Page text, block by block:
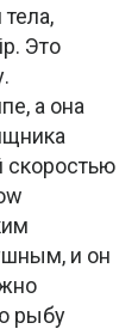
Это
а она
скоростью
и он
рыбу